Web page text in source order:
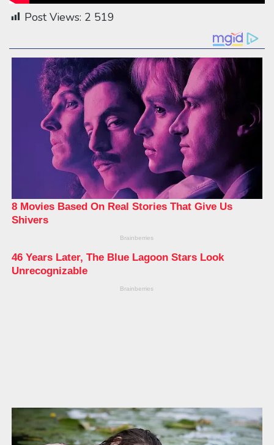
Post Views: 2 519